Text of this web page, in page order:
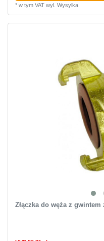
* w tym VATwyl. Wysylka
Złączka do węża z gwintem